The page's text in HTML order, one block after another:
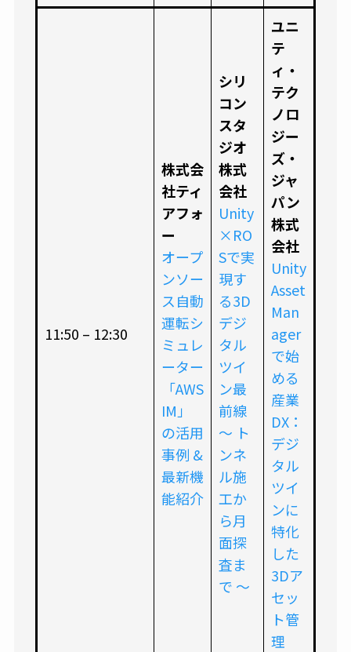
11:50 – 12:30
株式会
社ティ
アフォ
ー
オープ
ンソー
ス自動
運転シ
ミュレ
ーター
「AWS
IM」
の活用
事例 &
最新機
能紹介
シリ
コン
スタ
ジオ
株式
会社
Unity
×RO
Sで実
現す
る3D
デジ
タル
ツイ
ン最
前線
〜 ト
ンネ
ル施
工か
ら月
面探
査ま
で 〜
ユニ
テ
ィ・
テク
ノロ
ジー
ズ・
ジャ
パン
株式
会社
Unity
Asset
Man
ager
で始
める
産業
DX：
デジ
タル
ツイ
ンに
特化
した
3Dア
セッ
ト管
理